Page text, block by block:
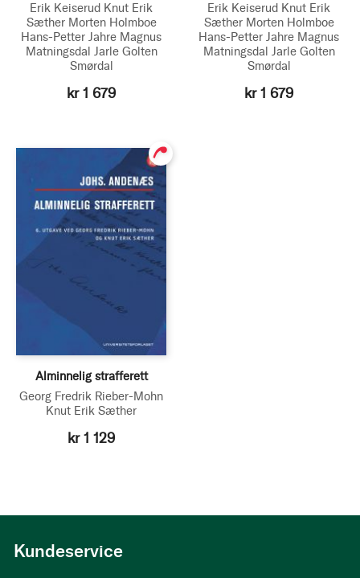
Erik Keiserud Knut Erik
Sæther Morten Holmboe
Hans-Petter Jahre Magnus
Matningsdal Jarle Golten
Smørdal
kr 1 679
Erik Keiserud Knut Erik
Sæther Morten Holmboe
Hans-Petter Jahre Magnus
Matningsdal Jarle Golten
Smørdal
kr 1 679
Alminnelig strafferett
Georg Fredrik Rieber-Mohn
Knut Erik Sæther
kr 1 129
Kundeservice